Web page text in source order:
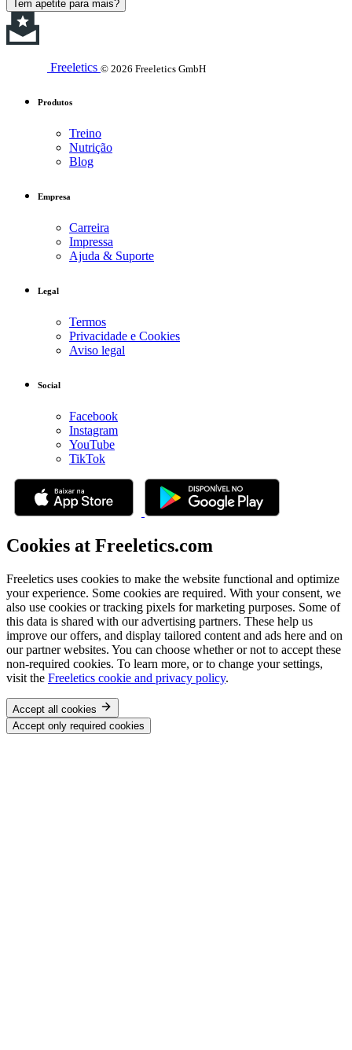
Tem apetite para mais?
Freeletics © 2026 Freeletics GmbH
Produtos
Treino
Nutrição
Blog
Empresa
Carreira
Impressa
Ajuda & Suporte
Legal
Termos
Privacidade e Cookies
Aviso legal
Social
Facebook
Instagram
YouTube
TikTok
Cookies at Freeletics.com
Freeletics uses cookies to make the website functional and optimize
your experience. Some cookies are required. With your consent, we
also use cookies or tracking pixels for marketing purposes. Some of
this data is shared with our advertising partners. These help us
improve our offers, and display tailored content and ads here and on
our partner websites. You can choose whether or not to accept these
non-required cookies. To learn more, or to change your settings,
visit the Freeletics cookie and privacy policy.
Accept all cookies
Accept only required cookies